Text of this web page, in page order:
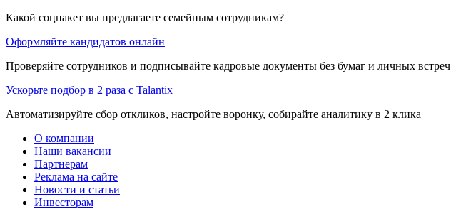
Какой соцпакет вы предлагаете семейным сотрудникам?
Оформляйте кандидатов онлайн
Проверяйте сотрудников и подписывайте кадровые документы без бумаг и личных встреч
Ускорьте подбор в 2 раза с Talantix
Автоматизируйте сбор откликов, настройте воронку, собирайте аналитику в 2 клика
О компании
Наши вакансии
Партнерам
Реклама на сайте
Новости и статьи
Инвесторам